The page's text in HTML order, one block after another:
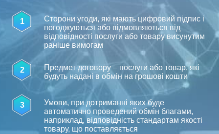
1
Сторони угоди, які мають цифровий підпис і
погоджуються або відмовляються від
відповідності послуги або товару висунутим
раніше вимогам
2
Предмет договору – послуги або товар, які
будуть надані в обмін на грошові кошти
3
Умови, при дотриманні яких буде
автоматично проведений обмін благами,
наприклад, відповідність стандартам якості
товару, що поставляється